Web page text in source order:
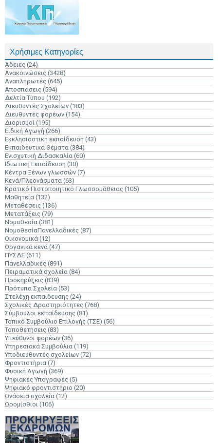
Χρήσιμες Κατηγορίες
Άδειες (24)
Ανακοινώσεις (3428)
Αναπληρωτές (645)
Αποσπάσεις (594)
Δελτία Τύπου (192)
Διευθυντές Σχολείων (183)
Διευθυντές φορέων (154)
Διορισμοί (195)
Ειδική Αγωγή (266)
Εκκλησιαστική εκπαίδευση (43)
Εκπαιδευτικά Θέματα (384)
Ενισχυτική Διδασκαλία (60)
Ιδιωτική Εκπαίδευση (30)
Κέντρα Ξένων γλωσσών (7)
Κενά/Πλεονάσματα (63)
Κρατικό Πιστοποιητικό Γλωσσομάθειας (105)
Μαθητεία (132)
Μεταθέσεις (136)
Μετατάξεις (79)
Νομοθεσία (381)
ΝομοθεσίαΠανελλαδικές (87)
Οικονομικά (12)
Οργανικά κενά (47)
ΠΥΣΔΕ (611)
Πανελλαδικές (891)
Πειραματικά σχολεία (84)
Προκηρύξεις (839)
Πρότυπα Σχολεία (53)
Στελέχη εκπαίδευσης (24)
Σχολικές Δραστηριότητες (768)
Σύμβουλοι εκπαίδευσης (81)
Τοπικό Συμβούλιο Επιλογής (ΤΣΕ) (56)
Τοποθετήσεις (83)
Υπεύθυνοι φορέων (36)
Υπηρεσιακά Συμβούλια (119)
Υποδιευθυντές σχολείων (72)
Φροντιστήρια (7)
Φυσική Αγωγή (369)
Ψηφιακές Υπογραφές (5)
Ψηφιακό φροντιστήριο (20)
Ωνάσεια σχολεία (12)
Ωρομίσθιοι (106)